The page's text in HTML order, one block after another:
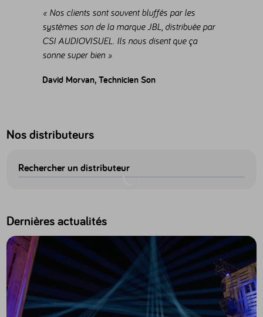
« Nos clients sont souvent bluffés par les
systèmes son de la marque JBL, distribuée par
CSI AUDIOVISUEL. Ils nous disent que ça
sonne super bien »
David Morvan, Technicien Son
Nos distributeurs
Rechercher un distributeur
Dernières actualités